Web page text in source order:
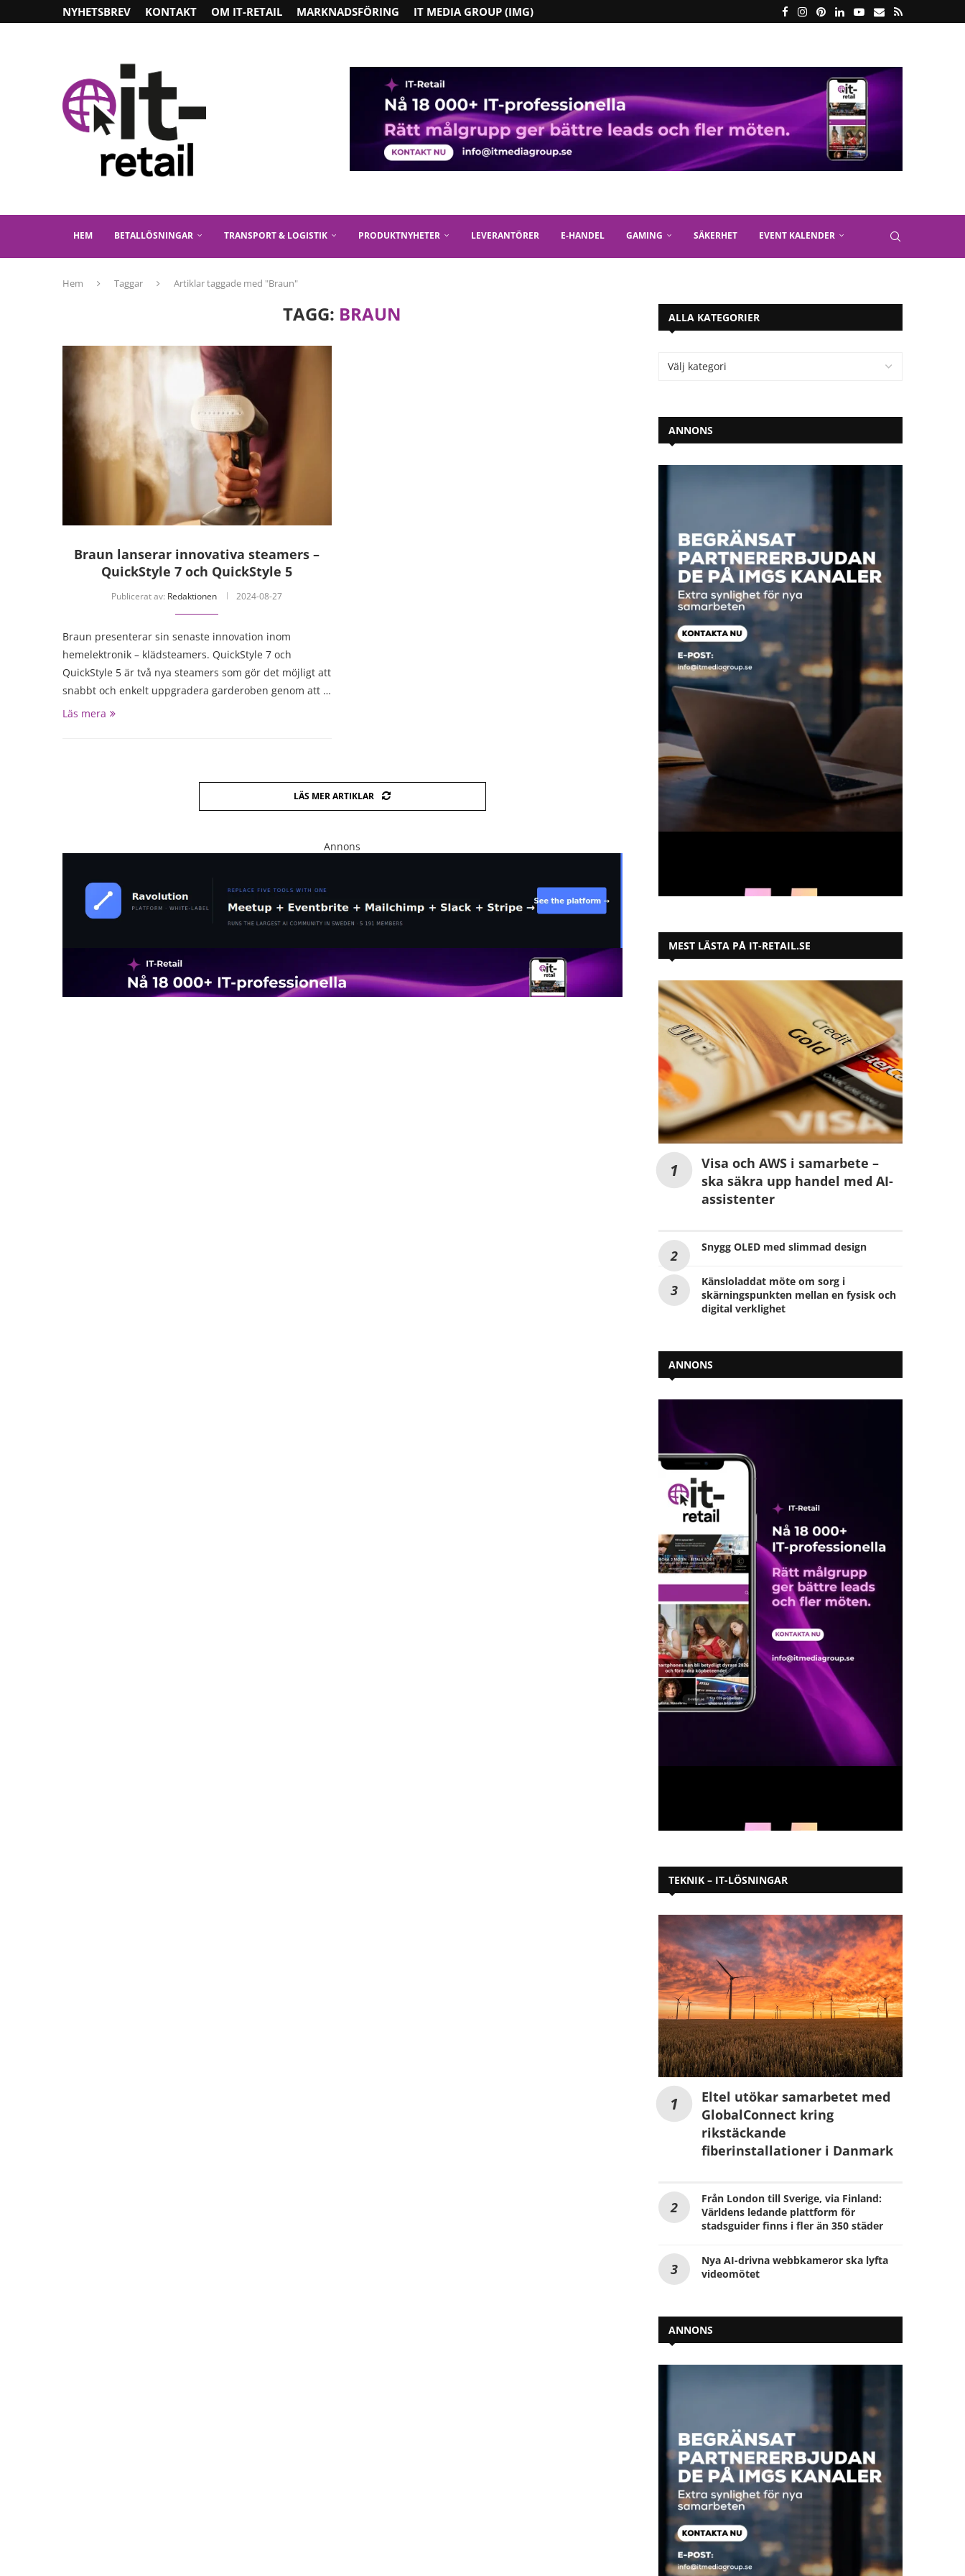
NYHETSBREV KONTAKT OM IT-RETAIL MARKNADSFÖRING IT MEDIA GROUP (IMG)
HEM BETALLÖSNINGAR TRANSPORT & LOGISTIK PRODUKTNYHETER LEVERANTÖRER E-HANDEL GAMING SÄKERHET EVENT KALENDER
Hem Taggar Artiklar taggade med "Braun"
TAGG: BRAUN
Braun lanserar innovativa steamers –
QuickStyle 7 och QuickStyle 5
Publicerat av: Redaktionen 2024-08-27
Braun presenterar sin senaste innovation inom
hemelektronik – klädsteamers. QuickStyle 7 och
QuickStyle 5 är två nya steamers som gör det möjligt att
snabbt och enkelt uppgradera garderoben genom att …
Läs mera
LÄS MER ARTIKLAR
Annons
ALLA KATEGORIER
ANNONS
MEST LÄSTA PÅ IT-RETAIL.SE
Visa och AWS i samarbete –
ska säkra upp handel med AI-
assistenter
Snygg OLED med slimmad design
Känsloladdat möte om sorg i
skärningspunkten mellan en fysisk och
digital verklighet
ANNONS
TEKNIK – IT-LÖSNINGAR
Eltel utökar samarbetet med
GlobalConnect kring
rikstäckande
fiberinstallationer i Danmark
Från London till Sverige, via Finland:
Världens ledande plattform för
stadsguider finns i fler än 350 städer
Nya AI-drivna webbkameror ska lyfta
videomötet
ANNONS